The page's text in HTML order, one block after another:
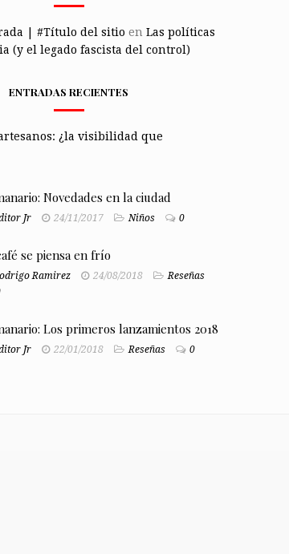
| #Título del sitio en Las políticas
(y el legado fascista del control)
ENTRADAS RECIENTES
¿la visibilidad que
Novedades en la ciudad
Jr 24/11/2017 Niños 0
se piensa en frío
Ramirez 24/08/2018
Reseñas
Los primeros lanzamientos 2018
Jr 22/01/2018 Reseñas 0